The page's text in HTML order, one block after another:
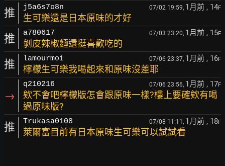
推 j5a6s7o8n 07/02 19:59, 1月前 , 14F
生可樂還是日本原味的才好
推 a780617 07/03 23:20, 1月前 , 15F
剝皮辣椒麵還挺喜歡吃的
推 lamourmoi 07/06 23:37, 1月前 , 16F
檸檬生可樂我喝起來和原味沒差耶
→
q210216 07/06 23:56, 1月前 , 17F
欸不會吧檸檬版怎會跟原味一樣?樓上要確欸有喝
過原味版?
推 Trukasa0108 07/08 11:11, 1月前 , 18F
萊爾富目前有日本原味生可樂可以試試看